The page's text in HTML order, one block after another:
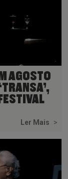
AGOSTO
Ler Mais >